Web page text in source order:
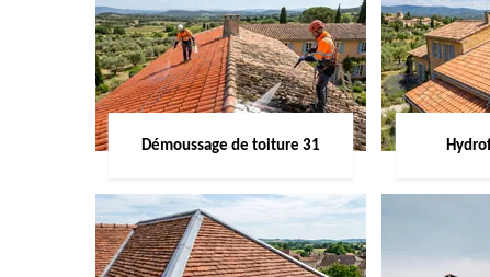
Démoussage de toiture 31